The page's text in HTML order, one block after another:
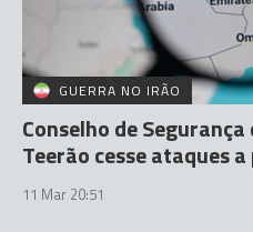
GUERRA NO IRÃO
Conselho de Segurança
Teerão cesse ataques
11 Mar 20:51